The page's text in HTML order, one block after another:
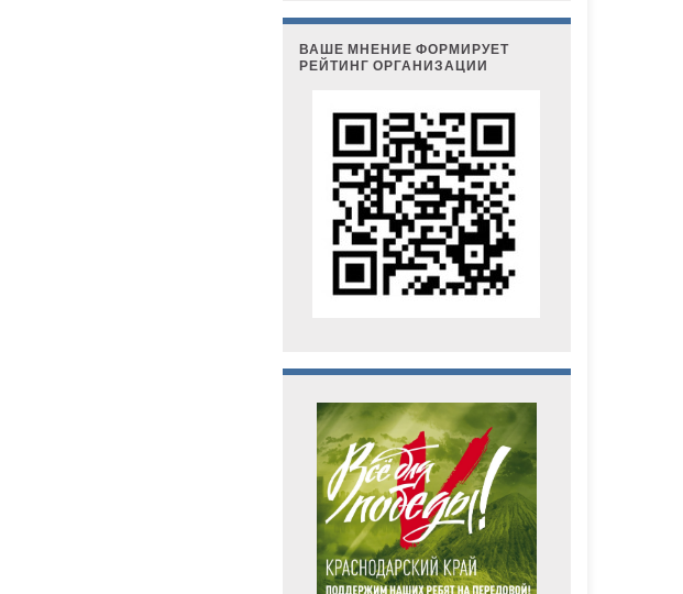
ВАШЕ МНЕНИЕ ФОРМИРУЕТ
РЕЙТИНГ ОРГАНИЗАЦИИ